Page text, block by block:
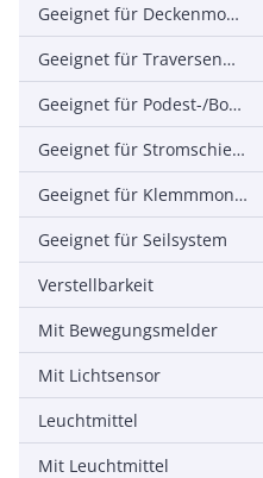
Geeignet für Deckenmontage
Geeignet für Traversenmontage
Geeignet für Podest-/Bodenmontage
Geeignet für Stromschienenmontage
Geeignet für Klemmmontage
Geeignet für Seilsystem
Verstellbarkeit
Mit Bewegungsmelder
Mit Lichtsensor
Leuchtmittel
Mit Leuchtmittel